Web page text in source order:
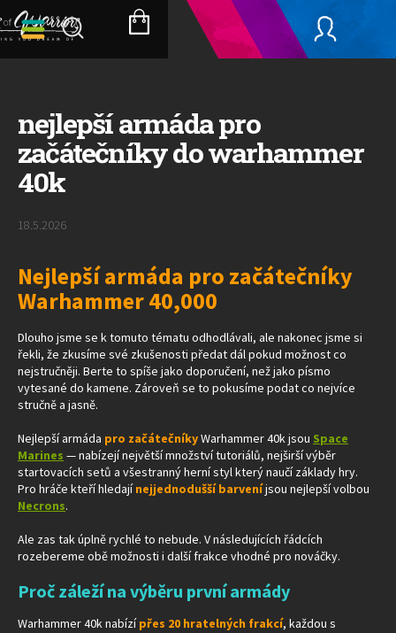
Přejít
na
obsah
NÁKUPNÍ
KOŠÍK
nejlepší armáda pro
začátečníky do warhammer
40k
18.5.2026
Nejlepší armáda pro začátečníky
Warhammer 40,000
Dlouho jsme se k tomuto tématu odhodlávali, ale nakonec jsme si
řekli, že zkusíme své zkušenosti předat dál pokud možnost co
nejstručněji. Berte to spíše jako doporučení, než jako písmo
vytesané do kamene. Zároveň se to pokusíme podat co nejvíce
stručně a jasně.
Nejlepší armáda pro začátečníkyWarhammer 40k jsou Space
Marines — nabízejí největší množství tutoriálů, nejširší výběr
startovacích setů a všestranný herní styl který naučí základy hry.
Pro hráče kteří hledajínejjednodušší barveníjsou nejlepší volbou
Necrons.
Ale zas tak úplně rychlé to nebude. V následujících řádcích
rozebereme obě možnosti i další frakce vhodné pro nováčky.
Proč záleží na výběru první armády
Warhammer 40k nabízípřes 20 hratelných frakcí, každou s